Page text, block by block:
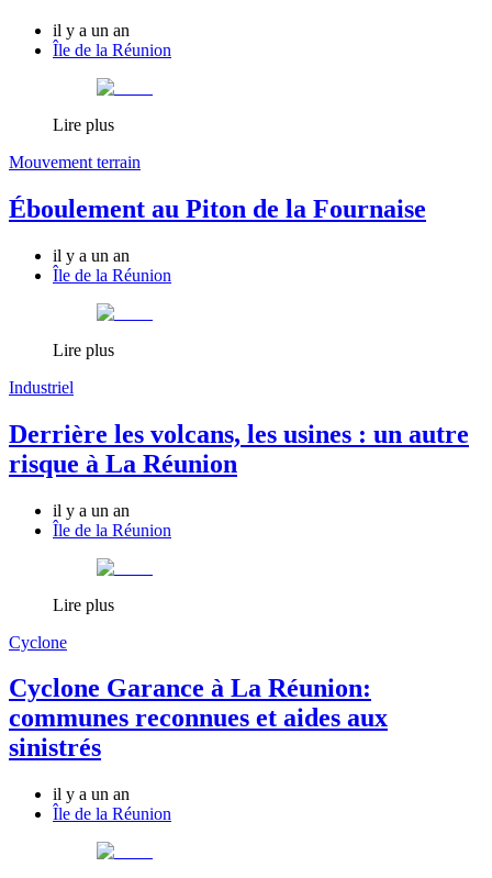
il y a un an
Île de la Réunion
Lire plus
Mouvement terrain
Éboulement au Piton de la Fournaise
il y a un an
Île de la Réunion
Lire plus
Industriel
Derrière les volcans, les usines : un autre
risque à La Réunion
il y a un an
Île de la Réunion
Lire plus
Cyclone
Cyclone Garance à La Réunion:
communes reconnues et aides aux
sinistrés
il y a un an
Île de la Réunion